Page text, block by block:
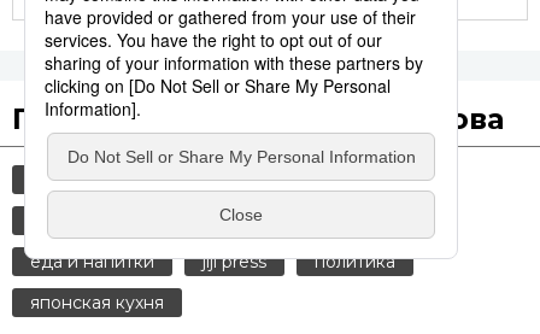
Популярные поисковые слова
общество история
культура
синкансэн
еда и напитки
jiji press
политика
японская кухня